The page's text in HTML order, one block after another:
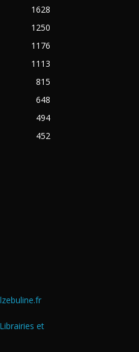
1628
1250
1176
1113
815
648
494
452
et